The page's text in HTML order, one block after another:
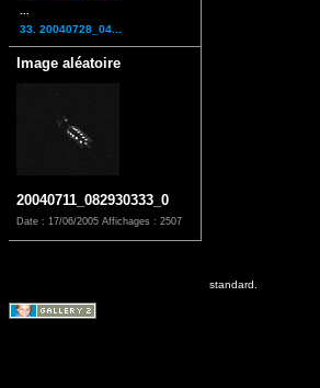
33. 20040728_04...
Image aléatoire
20040711_082930333_0
Date : 17/06/2005 Affichages : 2507
standard.